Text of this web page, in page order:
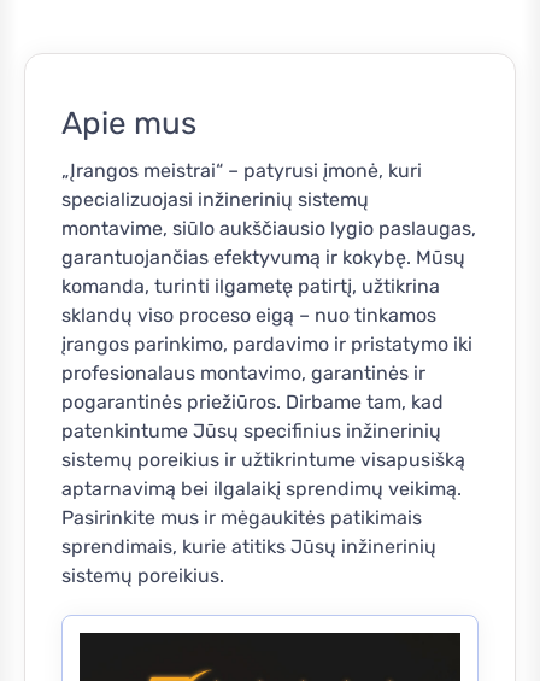
Apie mus
„Įrangos meistrai“ – patyrusi įmonė, kuri
specializuojasi inžinerinių sistemų
montavime, siūlo aukščiausio lygio paslaugas,
garantuojančias efektyvumą ir kokybę. Mūsų
komanda, turinti ilgametę patirtį, užtikrina
sklandų viso proceso eigą – nuo tinkamos
įrangos parinkimo, pardavimo ir pristatymo iki
profesionalaus montavimo, garantinės ir
pogarantinės priežiūros. Dirbame tam, kad
patenkintume Jūsų specifinius inžinerinių
sistemų poreikius ir užtikrintume visapusišką
aptarnavimą bei ilgalaikį sprendimų veikimą.
Pasirinkite mus ir mėgaukitės patikimais
sprendimais, kurie atitiks Jūsų inžinerinių
sistemų poreikius.